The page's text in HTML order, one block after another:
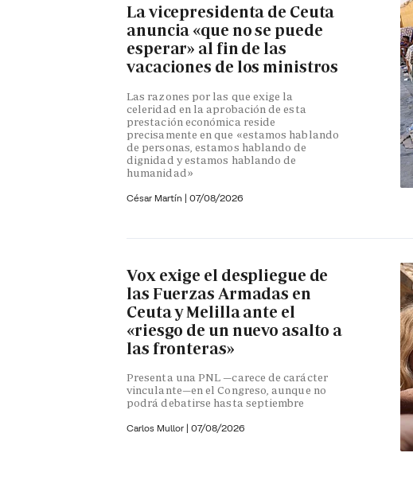
La vicepresidenta de Ceuta
anuncia «que no se puede
esperar» al fin de las
vacaciones de los ministros
Las razones por las que exige la
celeridad en la aprobación de esta
prestación económica reside
precisamente en que «estamos hablando
de personas, estamos hablando de
dignidad y estamos hablando de
humanidad»
César Martín | 07/08/2026
Vox exige el despliegue de
las Fuerzas Armadas en
Ceuta y Melilla ante el
«riesgo de un nuevo asalto a
las fronteras»
Presenta una PNL —carece de carácter
vinculante—en el Congreso, aunque no
podrá debatirse hasta septiembre
Carlos Mullor | 07/08/2026